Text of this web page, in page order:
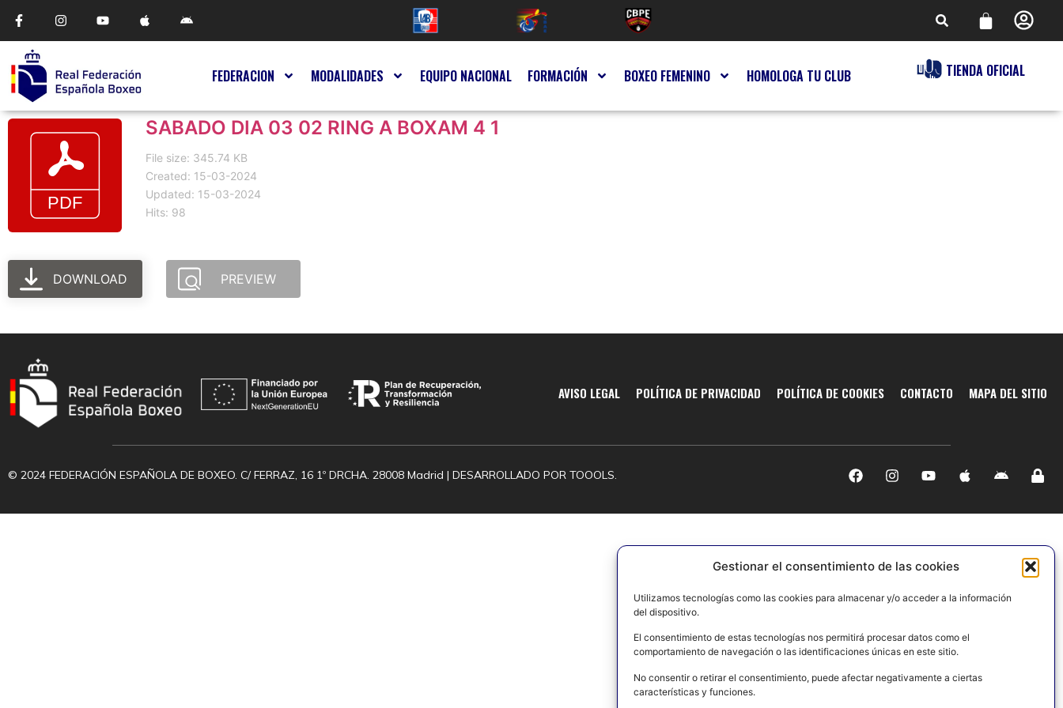
Gestionar el consentimiento de las cookies
Utilizamos tecnologías como las cookies para almacenar y/o acceder a la información
del dispositivo.
El consentimiento de estas tecnologías nos permitirá procesar datos como el
comportamiento de navegación o las identificaciones únicas en este sitio.
No consentir o retirar el consentimiento, puede afectar negativamente a ciertas
características y funciones.
FEDERACION MODALIDADES EQUIPO NACIONAL FORMACIÓN BOXEO FEMENINO HOMOLOGA TU CLUB TIENDA OFICIAL
SABADO DIA 03 02 RING A BOXAM 4 1
File size: 345.74 KB
Created: 15-03-2024
Updated: 15-03-2024
Hits: 98
DOWNLOAD PREVIEW
AVISO LEGAL POLÍTICA DE PRIVACIDAD POLÍTICA DE COOKIES CONTACTO MAPA DEL SITIO
© 2024 FEDERACIÓN ESPAÑOLA DE BOXEO. C/ FERRAZ, 16 1º DRCHA. 28008 Madrid | DESARROLLADO POR TOOOLS.